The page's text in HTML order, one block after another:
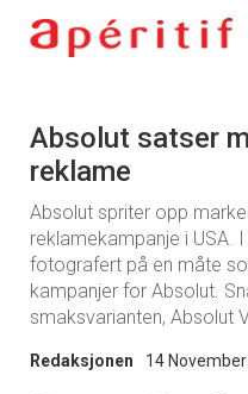
Absolut satser
reklame
Absolut spriter opp
reklamekampanje i USA.
fotografert på en måte
kampanjer for Absolut.
smaksvarianten, Absolut
Redaksjonen 14